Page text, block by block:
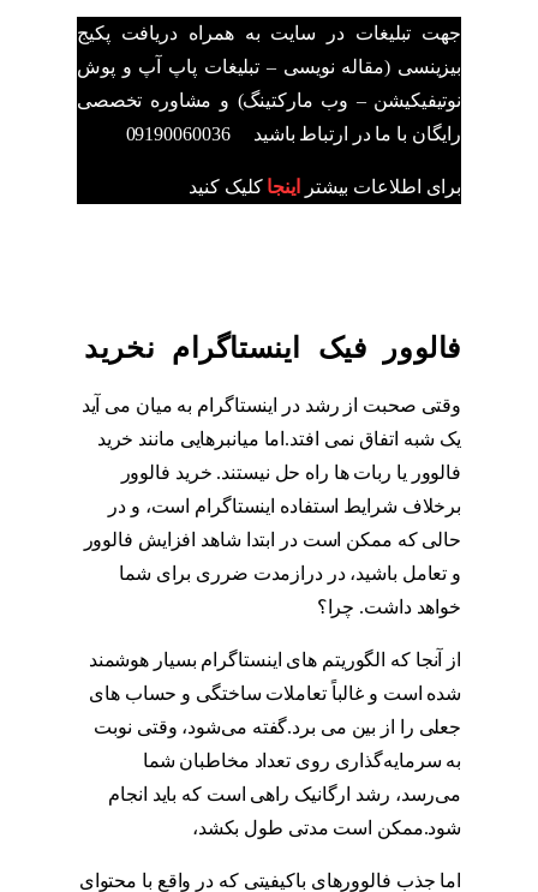
جهت تبلیغات در سایت به همراه دریافت پکیج
بیزینسی (مقاله نویسی – تبلیغات پاپ آپ و پوش
نوتیفیکیشن – وب مارکتینگ) و مشاوره تخصصی
رایگان با ما در ارتباط باشید 09190060036
برای اطلاعات بیشتر اینجا کلیک کنید
فالوور فیک اینستاگرام نخرید
وقتی صحبت از رشد در اینستاگرام به میان می آید
یک شبه اتفاق نمی افتد.اما میانبرهایی مانند خرید
فالوور یا ربات ها راه حل نیستند. خرید فالوور
برخلاف شرایط استفاده اینستاگرام است، و در
حالی که ممکن است در ابتدا شاهد افزایش فالوور
و تعامل باشید، در درازمدت ضرری برای شما
خواهد داشت. چرا؟
از آنجا که الگوریتم های اینستاگرام بسیار هوشمند
شده است و غالباً تعاملات ساختگی و حساب های
جعلی را از بین می برد.گفته می‌شود، وقتی نوبت
به سرمایه‌گذاری روی تعداد مخاطبان شما
می‌رسد، رشد ارگانیک راهی است که باید انجام
شود.ممکن است مدتی طول بکشد،
اما جذب فالوورهای باکیفیتی که در واقع با محتوای